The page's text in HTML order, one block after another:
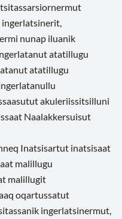
nunap iluanik
atatillugu
atatillugu
akuleriissitsilluni
Naalakkersuisut
Inatsisartut inatsisaat
malillugu
malillugit
oqartussatut
ingerlatsinermut,